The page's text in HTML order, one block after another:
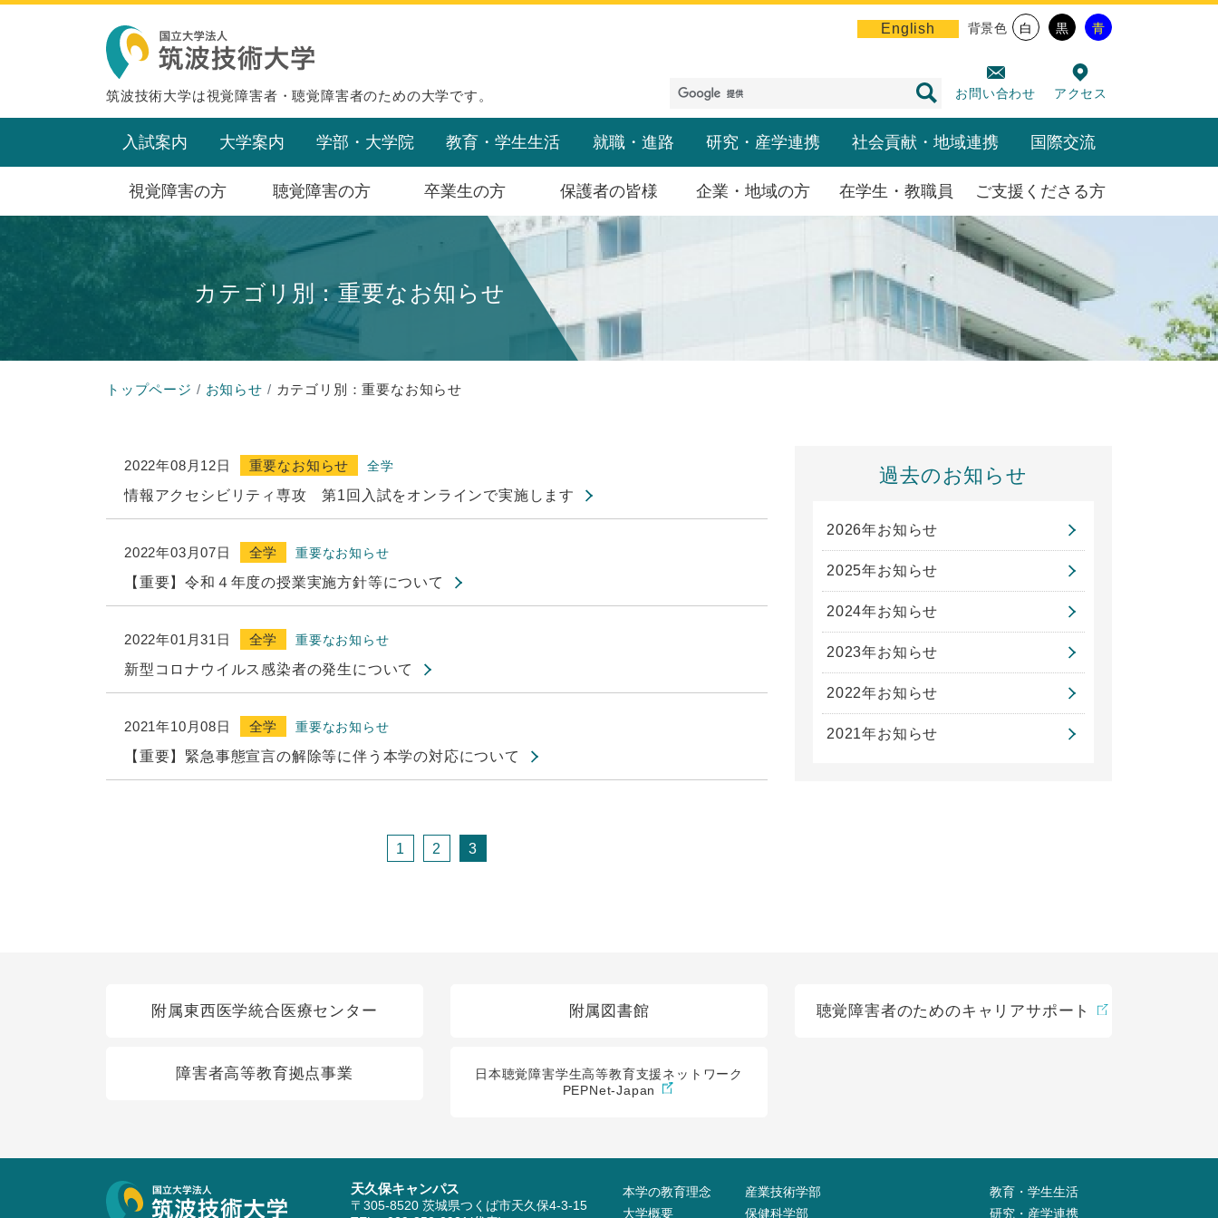
筑波技術大学は視覚障害者・聴覚障害者のための大学です。
English 背景色 白 黒 青
お問い合わせ アクセス
入試案内 大学案内 学部・大学院 教育・学生生活 就職・進路 研究・産学連携 社会貢献・地域連携 国際交流
視覚障害の方 聴覚障害の方 卒業生の方 保護者の皆様 企業・地域の方 在学生・教職員 ご支援くださる方
カテゴリ別：重要なお知らせ
トップページ お知らせ カテゴリ別：重要なお知らせ
2022年08月12日 重要なお知らせ 全学
情報アクセシビリティ専攻 第1回入試をオンラインで実施します
2022年03月07日 全学 重要なお知らせ
【重要】令和４年度の授業実施方針等について
2022年01月31日 全学 重要なお知らせ
新型コロナウイルス感染者の発生について
2021年10月08日 全学 重要なお知らせ
【重要】緊急事態宣言の解除等に伴う本学の対応について
1 2 3
過去のお知らせ
2026年お知らせ
2025年お知らせ
2024年お知らせ
2023年お知らせ
2022年お知らせ
2021年お知らせ
附属東西医学統合医療センター 附属図書館 聴覚障害者のためのキャリアサポート
障害者高等教育拠点事業
日本聴覚障害学生高等教育支援ネットワーク
PEPNet-Japan
サイト情報 天久保キャンパス
〒305-8520 茨城県つくば市天久保4-3-15
本学の教育理念
大学概要
産業技術学部
保健科学部
教育・学生生活
研究・産学連携